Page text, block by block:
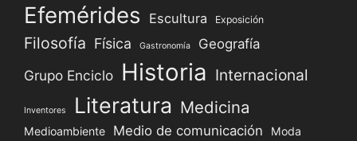
Efemérides Escultura Exposición
Filosofía Física Gastronomía Geografía
Grupo Enciclo Historia Internacional
Inventores Literatura Medicina
Medioambiente Medio de comunicación Moda